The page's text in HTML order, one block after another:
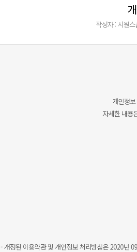
작성자 : 시원스
개인정
자세한 내용
- 개정된 이용약관 및 개인정보 처리방침은 2020년